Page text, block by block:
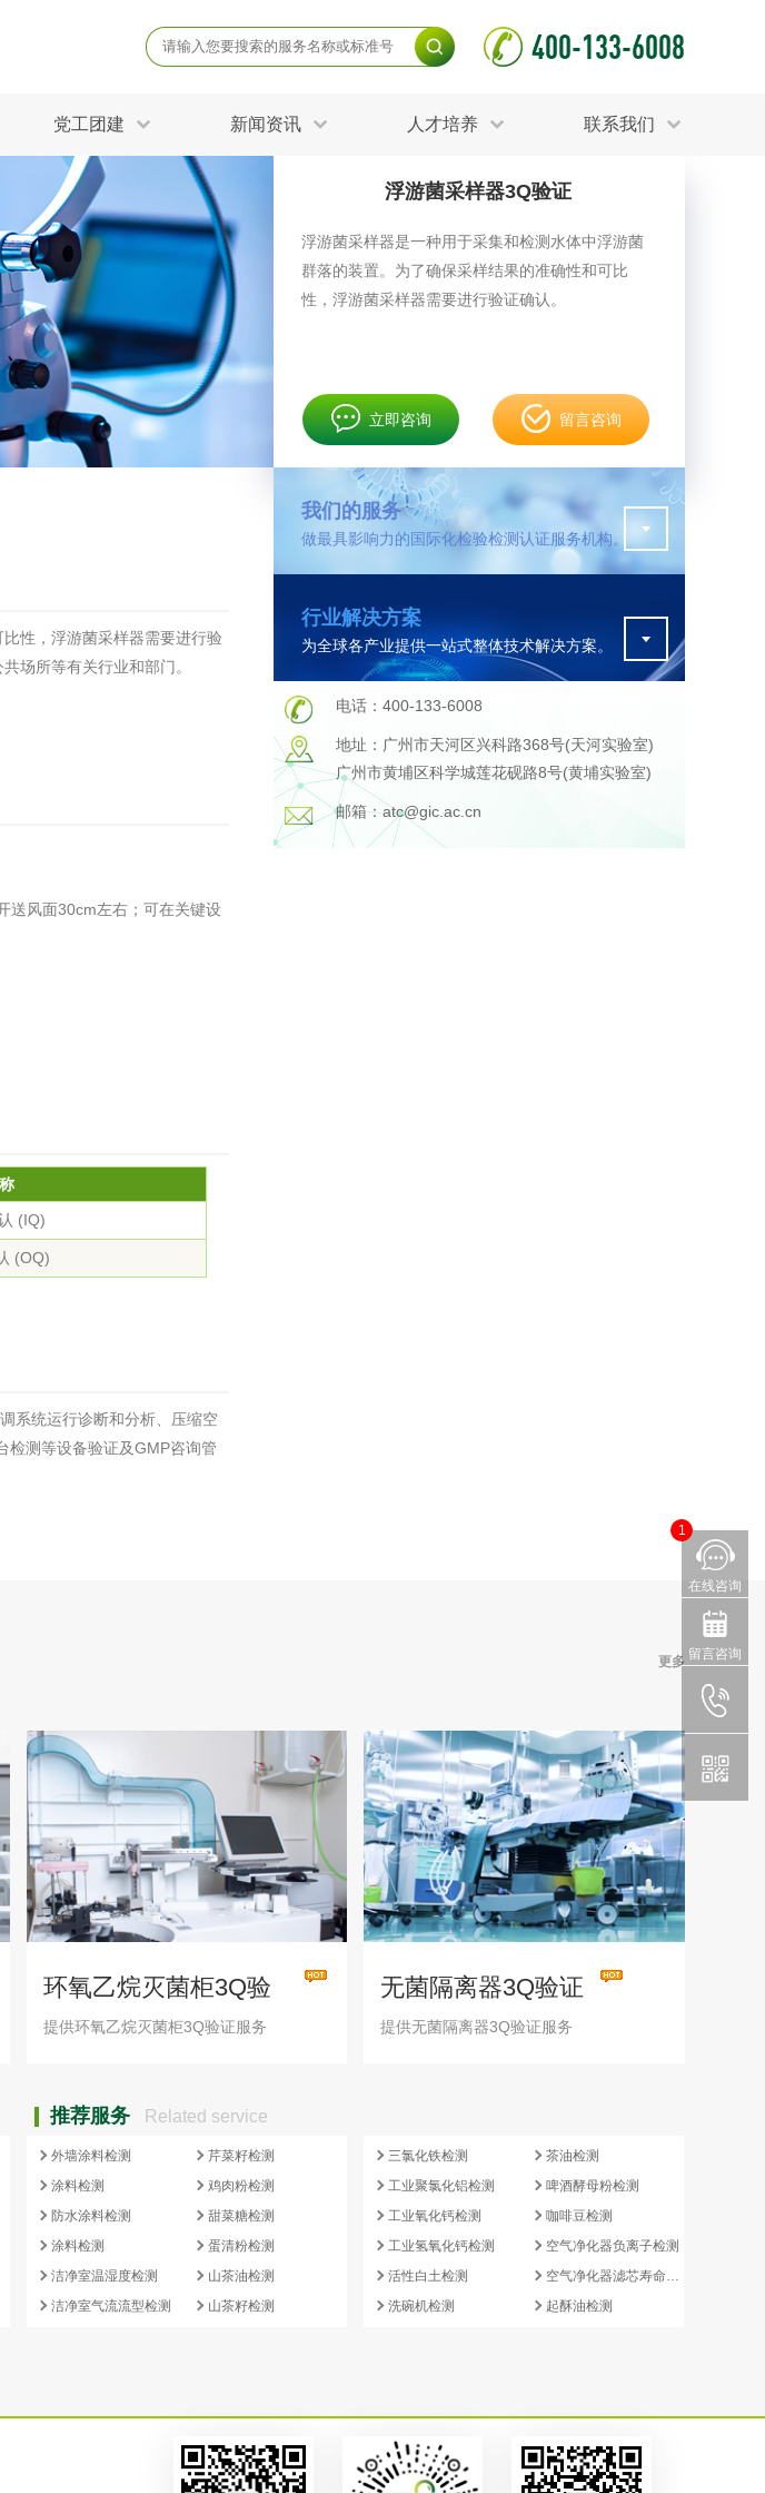
400-133-6008
党工团建 新闻资讯 人才培养 联系我们
电磁辐射检测 声环境与振动检测
土壤检测 更多
调查 危废鉴定
更多
价 更多
摄影测量与遥感 更多
在线咨询
产品质量鉴定
固废危废鉴定
土壤场地调查
生态环境检测
消毒检测备案
空气净化检测
病毒杀灭试验
防护产品检测
运动场地检测
涉水产品检测
食品接触材料检测
可靠性测试
化妆品检测
水资源检测
毒理检测
光伏检测
浮游菌采样器3Q验证
浮游菌采样器是一种用于采集和检测水体中浮游菌
群落的装置。为了确保采样结果的准确性和可比
性，浮游菌采样器需要进行验证确认。
立即咨询 留言咨询
性，浮游菌采样器需要进行验
场所等有关行业和部门。
送风面30cm左右；可在关键设
(IQ)
(OQ)
系统运行诊断和分析、压缩空
检测等设备验证及GMP咨询管
我们的服务
做最具影响力的国际化检验检测认证服务机构。
行业解决方案
为全球各产业提供一站式整体技术解决方案。
电话：400-133-6008
地址：广州市天河区兴科路368号(天河实验室)
广州市黄埔区科学城莲花砚路8号(黄埔实验室)
邮箱：atc@gic.ac.cn
更多
环氧乙烷灭菌柜3Q验
证
提供环氧乙烷灭菌柜3Q验证服务
无菌隔离器3Q验证
提供无菌隔离器3Q验证服务
推荐服务 Related service
外墙涂料检测
涂料检测
防水涂料检测
涂料检测
洁净室温湿度检测
洁净室气流流型检测
芹菜籽检测
鸡肉粉检测
甜菜糖检测
蛋清粉检测
山茶油检测
山茶籽检测
三氯化铁检测
工业聚氯化铝检测
工业氧化钙检测
工业氢氧化钙检测
活性白土检测
洗碗机检测
茶油检测
啤酒酵母粉检测
咖啡豆检测
空气净化器负离子检测
空气净化器滤芯寿命检测
起酥油检测
在线咨询
1
留言咨询